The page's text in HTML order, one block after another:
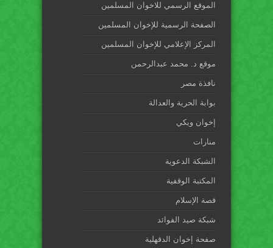
الموقع الرسمي للاخوان المسلمين
الصفحة الرسمية للإخوان المسلمين
المركز الإعلامي للإخوان المسلمين
موقع د. محمد عبدالرحمن
نافذة مصر
بوابة الحرية والعدالة
إخوان ويكي
منارات
الشبكة الدعوية
المكتبة الوقفية
قصة الإسلام
شبكة صيد الفوائد
صفحة إخوان الدقهلية